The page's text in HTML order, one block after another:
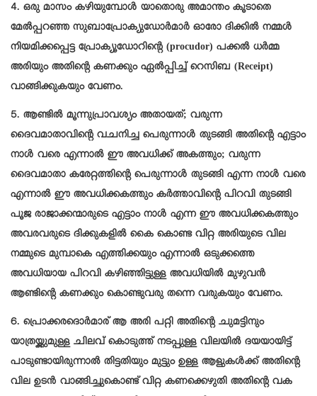
4. ഒരു മാസം കഴിയുമ്പോൾ യാതൊരു അമാന്തം കൂടാതെ
മേൽപ്പറഞ്ഞ സുബാപ്രോക്യുഡോർമാർ ഓരോ ദിക്കിൽ നമ്മൾ
നിയമിക്കപ്പെട്ട പ്രോക്യൂഡോറിന്റെ (procudor) പക്കൽ ധർമ്മ
അരിയും അതിന്റെ കണക്കും ഏൽപ്പിച്ച് റെസിബ (Receipt)
വാങ്ങിക്കുകയും വേണം.
5. ആണ്ടിൽ മൂന്നുപ്രാവശ്യം അതായത്; വരുന്ന
ദൈവമാതാവിന്റെ വചനിച്ച പെരുന്നാൾ തുടങ്ങി അതിന്റെ എട്ടാം
നാൾ വരെ എന്നാൽ ഈ അവധിക്ക് അകത്തും; വരുന്ന
ദൈവമാതാ കരേറ്റത്തിന്റെ പെരുന്നാൾ തുടങ്ങി എന്ന നാൾ വരെ
എന്നാൽ ഈ അവധിക്കകത്തും കർത്താവിന്റെ പിറവി തുടങ്ങി
പൂജ രാജാക്കന്മാരുടെ എട്ടാം നാൾ എന്ന ഈ അവധിക്കകത്തും
അവരവരുടെ ദിക്കുകളിൽ കൈ കൊണ്ട വിറ്റ അരിയുടെ വില
നമ്മുടെ മുമ്പാകെ എത്തിക്കയും എന്നാൽ ഒടുക്കത്തെ
അവധിയായ പിറവി കഴിഞ്ഞിട്ടുള്ള അവധിയിൽ മുഴുവൻ
ആണ്ടിന്റെ കണക്കും കൊണ്ടുവരു തന്നെ വരുകയും വേണം.
6. പ്രൊക്കരദൊർമാര് ആ അരി പറ്റി അതിന്റെ ചുമട്ടിനും
യാത്രയ്ക്കുമുള്ള ചിലവ് കൊടുത്ത് നടപ്പുള്ള വിലയിൽ ദയയായിട്ട്
പാടുണ്ടായിരുന്നാൽ തിട്ടതിയും മുട്ടും ഉള്ള ആളുകൾക്ക് അതിന്റെ
വില ഉടൻ വാങ്ങിച്ചുകൊണ്ട് വിറ്റ കണക്കെഴുതി അതിന്റെ വക